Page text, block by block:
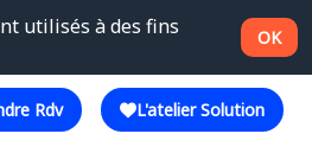
Rdv L'atelier Solution
utilisés à des fins
OK